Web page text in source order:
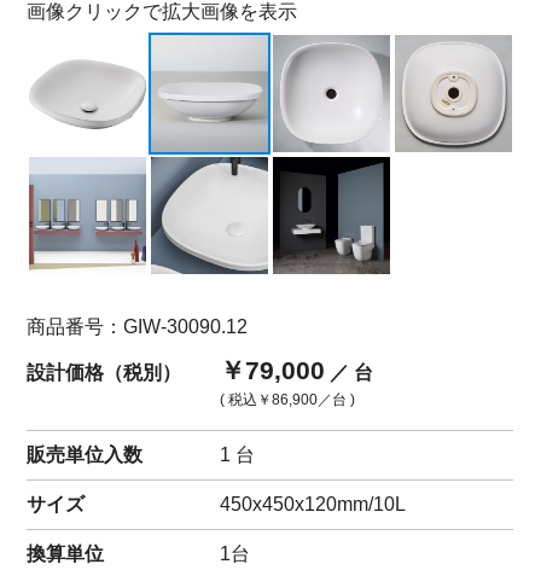
画像クリックで拡大画像を表示
商品番号：GIW-30090.12
設計価格（税別） ￥79,000 ／ 台
( 税込 ￥86,900 ／台 )
販売単位入数 1 台
サイズ 450x450x120mm/10L
換算単位 1台